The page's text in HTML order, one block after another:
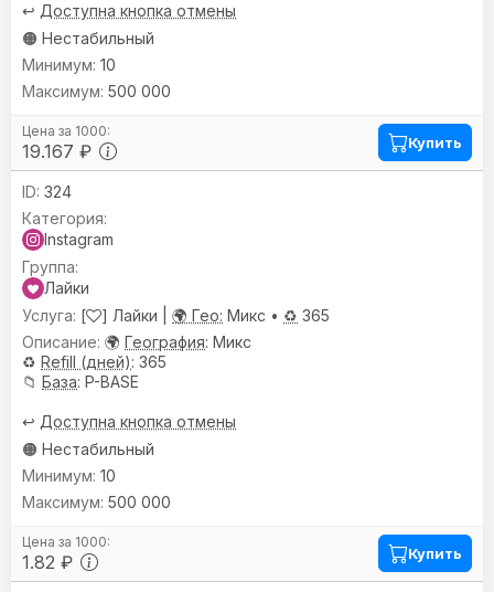
↩️ Доступна кнопка отмены
🟠 Нестабильный
19.167 ₽
10
500 000
Купить
324
Instagram
Лайки
[
] Лайки | 🌍 Гео: Микс • ♻️ 365
🌍 География: Микс
♻️ Refill (дней): 365
📁 База: P-BASE
↩️ Доступна кнопка отмены
🟠 Нестабильный
1.82 ₽
10
500 000
Купить